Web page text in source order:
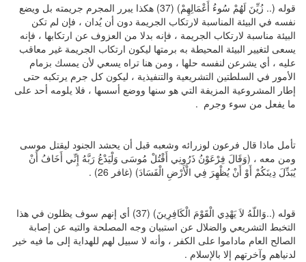
قوله (.. زُيِّنَ لَهُمْ سُوءُ أَعْمَالِهِمْ) (37) هكذا يبرر المجرم جريمته بل ويضع
نفسه في البيئة المناسبة لارتكاب الجريمة دون أن يُدان ، فإن لم تكن
البيئة مناسبة لارتكاب الجريمة ، فإنه بدلا من العزوف عن ارتكابها ، فإنه
يسعى لتغيير البيئة المحيطة به برمتها ليكون ارتكاب الجريمة غير معاقب
عليه ، أي يشرعن لنفسه حلها ، ومن هنا تراه يسعي لأن يمسك بزمام
الأمور في السلطتين التشريعية والتنفيذية ، ليكون كل جرم يرتكبه حتى
إطار المشروعية المزيفة التي هو سنها ووضع أسسها ، فلا يلومه أحد على
ما يفعل من سوء وجرم .
تأمل ماذا قال فرعون لوزرائه وشعبه قبل أن يحشد الجنود ليقتل موسى
ومن معه ، (وَقَالَ فِرْعَوْنُ ذَرُونِي أَقْتُلْ مُوسَى وَلْيَدْعُ رَبَّهُ إِنِّي أَخَافُ أَنْ
يُبَدِّلَ دِينَكُمْ أَوْ أَنْ يُظْهِرَ فِي الْأَرْضِ الْفَسَادَ) (غافر 26) .
قوله (..وَاللّهُ لاَ يَهْدِي الْقَوْمَ الْكَافِرِينَ) (37) أي إنهم سوف يظلون في هذا
التخبط التشريعي والضلال عن استبيان وجه المصلحة والتيه عن إصابة
الصالح العام ماداموا على الكفر ، وأنه لا سبيل لهم للهداية إلى ما فيه خير
لدنياهم وآخرتهم إلا بالإسلام .